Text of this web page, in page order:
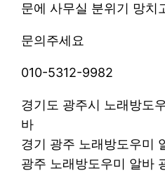
문에 사무실 분위기 망치
문의주세요
010-5312-9982
경기도 광주시 노래방도
바
경기 광주 노래방도우미
광주 노래방도우미 알바